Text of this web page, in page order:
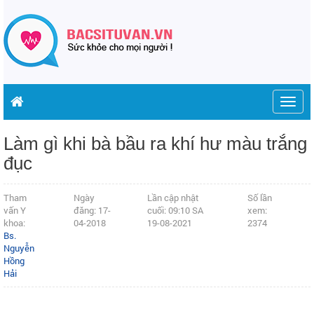
Làm gì khi bà bầu ra khí hư màu trắng
đục
Tham
vấn Y
khoa:
Bs.
Nguyễn
Hồng
Hải
Ngày
đăng: 17-
04-2018
Lần cập nhật
cuối: 09:10 SA
19-08-2021
Số lần
xem:
2374